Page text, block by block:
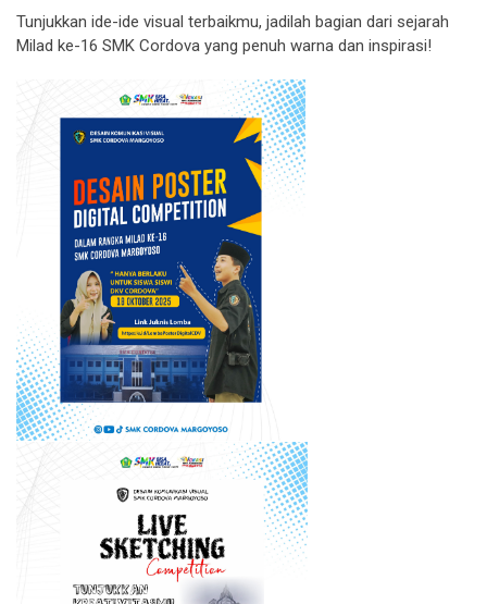
Tunjukkan ide-ide visual terbaikmu, jadilah bagian dari sejarah
Milad ke-16 SMK Cordova yang penuh warna dan inspirasi!